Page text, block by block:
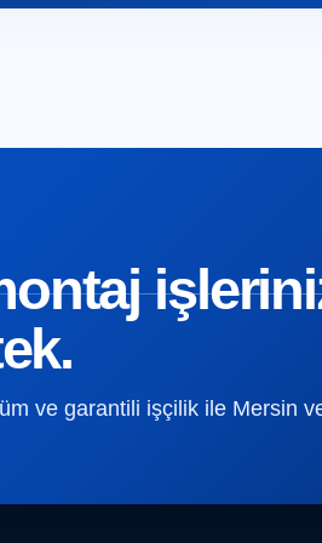
ve garantili işçilik ile Mersin